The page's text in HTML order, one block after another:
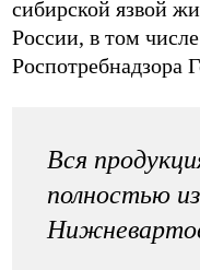
сибирской язвой
России, в том
Роспотребнадзора
Вся
полностью